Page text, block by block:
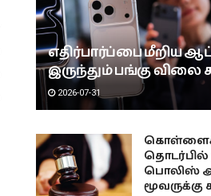
எதிர்பார்ப்பை மீறிய
இருந்தும் பங்கு விலை
2026-07-31
பொலிஸ்
மூவருக்கு